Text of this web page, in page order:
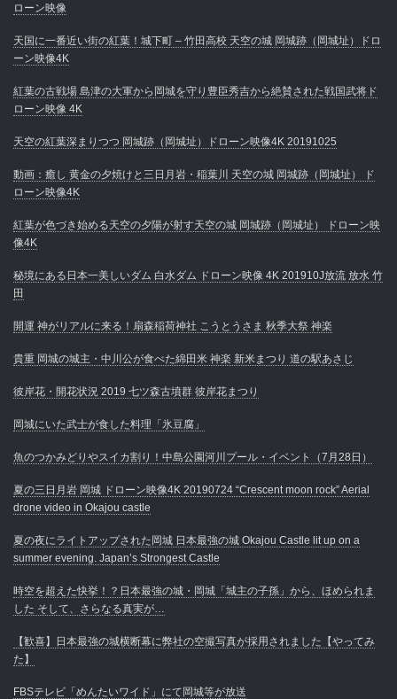
ローン映像
天国に一番近い街の紅葉！城下町 – 竹田高校 天空の城 岡城跡（岡城址）ドロ
ーン映像4K
紅葉の古戦場 島津の大軍から岡城を守り豊臣秀吉から絶賛された戦国武将ド
ローン映像 4K
天空の紅葉深まりつつ 岡城跡（岡城址）ドローン映像4K 20191025
動画：癒し 黄金の夕焼けと三日月岩・稲葉川 天空の城 岡城跡（岡城址） ド
ローン映像4K
紅葉が色づき始める天空の夕陽が射す天空の城 岡城跡（岡城址） ドローン映
像4K
秘境にある日本一美しいダム 白水ダム ドローン映像 4K 201910J放流 放水 竹
田
開運 神がリアルに来る！扇森稲荷神社 こうとうさま 秋季大祭 神楽
貴重 岡城の城主・中川公が食べた綿田米 神楽 新米まつり 道の駅あさじ
彼岸花・開花状況 2019 七ツ森古墳群 彼岸花まつり
岡城にいた武士が食した料理「氷豆腐」
魚のつかみどりやスイカ割り！中島公園河川プール・イベント（7月28日）
夏の三日月岩 岡城 ドローン映像4K 20190724 “Crescent moon rock” Aerial
drone video in Okajou castle
夏の夜にライトアップされた岡城 日本最強の城 Okajou Castle lit up on a
summer evening. Japan’s Strongest Castle
時空を超えた快挙！？日本最強の城・岡城「城主の子孫」から、ほめられま
した そして、さらなる真実が…
【歓喜】日本最強の城横断幕に弊社の空撮写真が採用されました【やってみ
た】
FBSテレビ「めんたいワイド」にて岡城等が放送